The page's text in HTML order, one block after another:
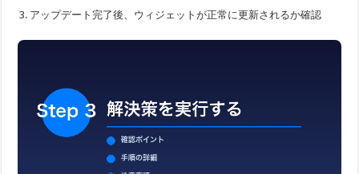
アップデート完了後、ウィジェットが正常に更新されるか確認